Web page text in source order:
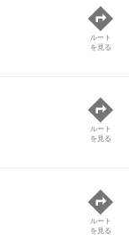
ルート
を見る
ルート
を見る
ルート
を見る